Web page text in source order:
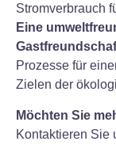
Stromverbrauch
Eine
Prozesse für
Zielen der
Möchten Sie
Kontaktieren Sie